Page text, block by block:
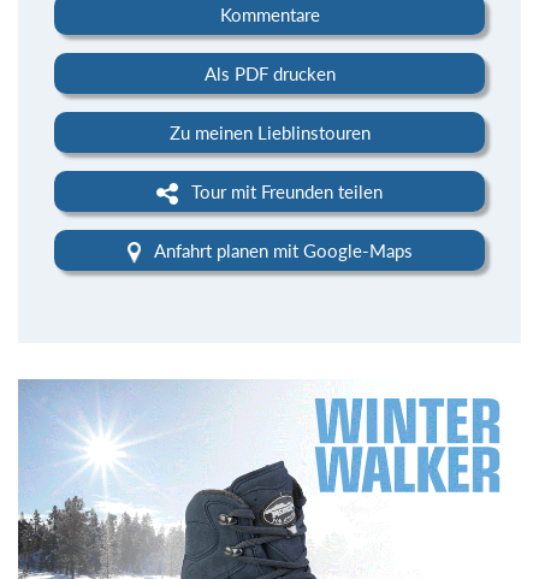
Kommentare
Als PDF drucken
Zu meinen Lieblinstouren
Tour mit Freunden teilen
Anfahrt planen mit Google-Maps